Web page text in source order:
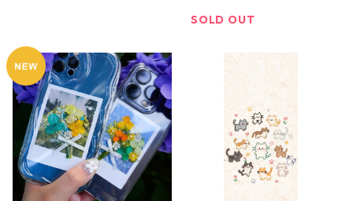
SOLD OUT